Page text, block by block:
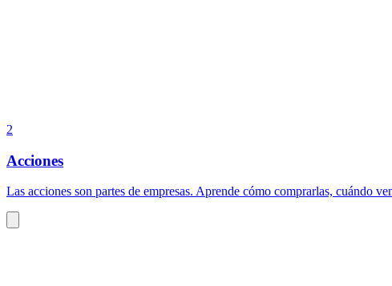
2
Acciones
Las acciones son partes de empresas. Aprende cómo comprarlas, cuándo